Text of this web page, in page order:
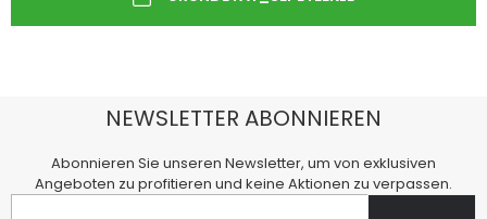
NEWSLETTER ABONNIEREN
Abonnieren Sie unseren Newsletter, um von exklusiven
Angeboten zu profitieren und keine Aktionen zu verpassen.